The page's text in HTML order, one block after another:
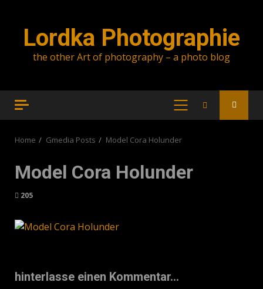
Lordka Photographie
the other Art of photography – a photo blog
PRIMARY
Home Gmedia Posts Model Cora Holunder
Model Cora Holunder
205
hinterlasse einen Kommentar...